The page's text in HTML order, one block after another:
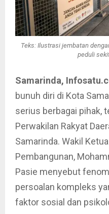
Teks: Ilustrasi jembatan
peduli
Samarinda,
bunuh diri di Kota
serius berbagai pihak,
Perwakilan Rakyat
Samarinda. Wakil
Pembangunan,
Pasie menyebut
persoalan kompleks
faktor sosial dan